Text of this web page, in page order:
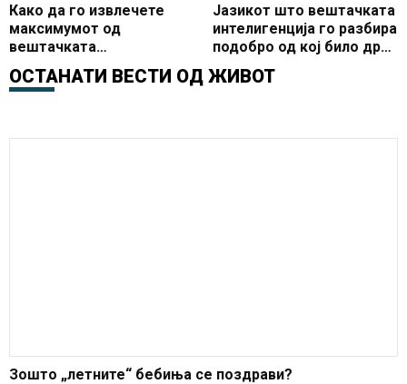
Како да го извлечете
максимумот од
вештачката
Јазикот што вештачката
интелигенција го разбира
подобро од кој било друг
ОСТАНАТИ ВЕСТИ ОД ЖИВОТ
Зошто „летните“ бебиња се поздрави?